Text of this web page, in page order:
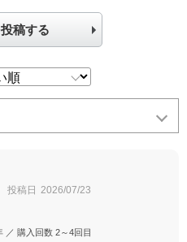
稿する
投稿日 2026/07/23
／ 購入回数 2～4回目